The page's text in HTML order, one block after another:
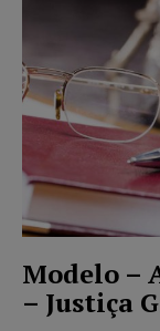
Modelo –
– Justiça